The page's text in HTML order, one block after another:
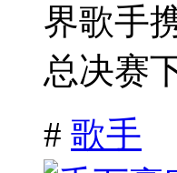
界歌手
总决赛
# 歌手